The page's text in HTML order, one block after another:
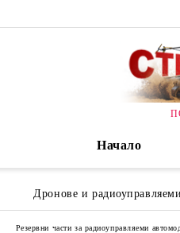
Начало
Дронове и
Резервни части за радиоуправляеми